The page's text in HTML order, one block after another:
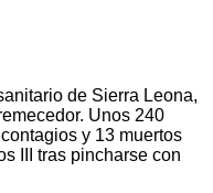
de Sierra Leona,
Unos 240
y 13 muertos
III tras pincharse con